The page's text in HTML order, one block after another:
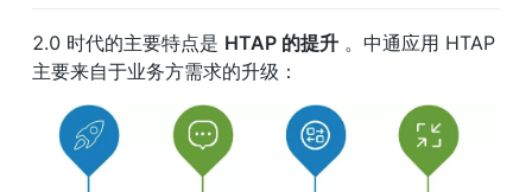
2.0 时代的主要特点是 HTAP 的提升 。中通应用 HTAP
主要来自于业务方需求的升级：